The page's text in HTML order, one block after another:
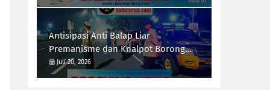
Antisipasi Anti Balap Liar
Premanisme dan Knalpot Borong
Tim UKL Polres Langkat Laksanakan
Patroli Malam
Juli 20, 2026